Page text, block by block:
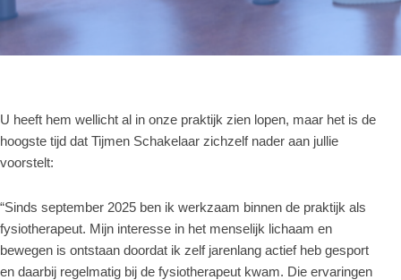
U heeft hem wellicht al in onze praktijk zien lopen, maar het is de
hoogste tijd dat Tijmen Schakelaar zichzelf nader aan jullie
voorstelt:
“Sinds september 2025 ben ik werkzaam binnen de praktijk als
fysiotherapeut. Mijn interesse in het menselijk lichaam en
bewegen is ontstaan doordat ik zelf jarenlang actief heb gesport
en daarbij regelmatig bij de fysiotherapeut kwam. Die ervaringen